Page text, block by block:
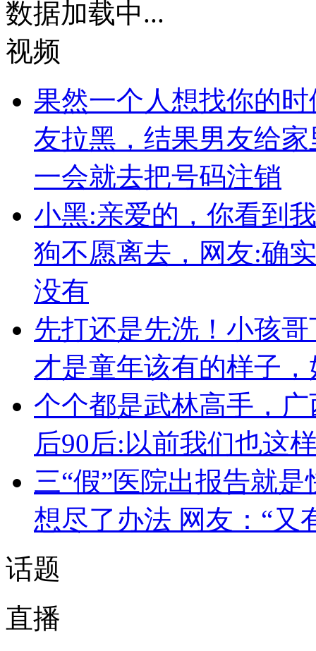
数据加载中...
视频
果然一个人想找你的
友拉黑，结果男友给
一会就去把号码注销
小黑:亲爱的，你看到
狗不愿离去，网友:确
没有
先打还是先洗！小孩
才是童年该有的样子
个个都是武林高手，
后90后:以前我们也这
三“假”医院出报告就
想尽了办法 网友：“又
话题
直播